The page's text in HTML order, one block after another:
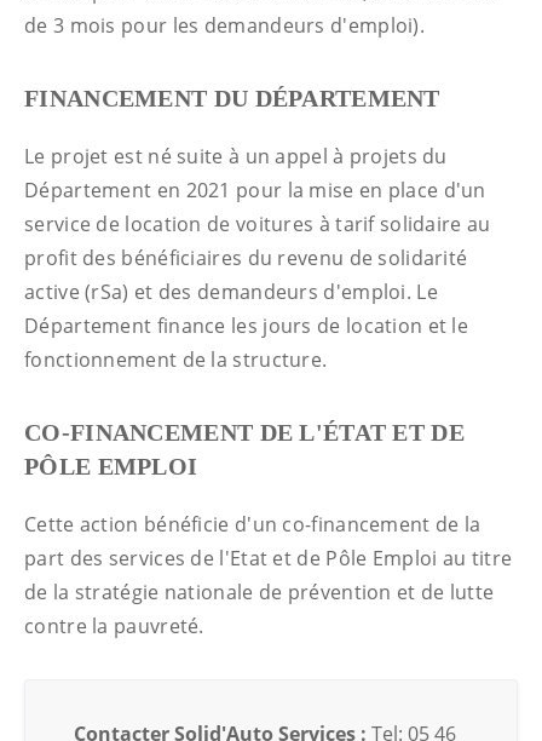
de 3 mois pour les demandeurs d'emploi).
FINANCEMENT DU DÉPARTEMENT
Le projet est né suite à un appel à projets du
Département en 2021 pour la mise en place d'un
service de location de voitures à tarif solidaire au
profit des bénéficiaires du revenu de solidarité
active (rSa) et des demandeurs d'emploi. Le
Département finance les jours de location et le
fonctionnement de la structure.
CO-FINANCEMENT DE L'ÉTAT ET DE
PÔLE EMPLOI
Cette action bénéficie d'un co-financement de la
part des services de l'Etat et de Pôle Emploi au titre
de la stratégie nationale de prévention et de lutte
contre la pauvreté.
Contacter Solid'Auto Services : Tel: 05 46